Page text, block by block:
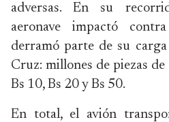
adversas. En su
aeronave impactó
derramó parte de su
Cruz: millones de piezas
Bs 10, Bs 20 y Bs 50.
En total, el avión